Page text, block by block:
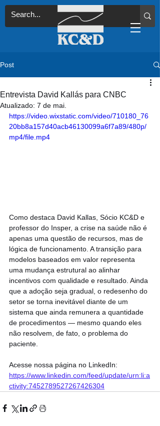
Post
Entrevista David Kallás para CNBC
Atualizado: 7 de mai.
https://video.wixstatic.com/video/710180_76
20bb8a157d40acb46130099a6f7a89/480p/
mp4/file.mp4
Como destaca David Kallas, Sócio KC&D e
professor do Insper, a crise na saúde não é
apenas uma questão de recursos, mas de
lógica de funcionamento. A transição para
modelos baseados em valor representa
uma mudança estrutural ao alinhar
incentivos com qualidade e resultado. Ainda
que a adoção seja gradual, o redesenho do
setor se torna inevitável diante de um
sistema que ainda remunera a quantidade
de procedimentos — mesmo quando eles
não resolvem, de fato, o problema do
paciente.
Acesse nossa página no LinkedIn:
https://www.linkedin.com/feed/update/urn:li:a
ctivity:7452789527267426304